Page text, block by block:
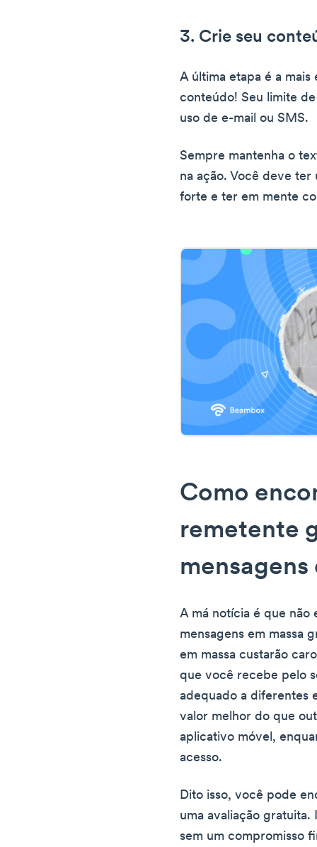
3. Crie seu
A última etapa é a
conteúdo! Seu limite
uso de e-mail ou SMS.
Sempre mantenha o
na ação. Você deve ter
forte e ter em mente
Como
remetente
mensagens
A má notícia é que não
mensagens em massa
em massa custarão
que você recebe pelo
adequado a diferentes
valor melhor do que
aplicativo móvel,
acesso.
Dito isso, você pode
uma avaliação gratuita.
sem um compromisso